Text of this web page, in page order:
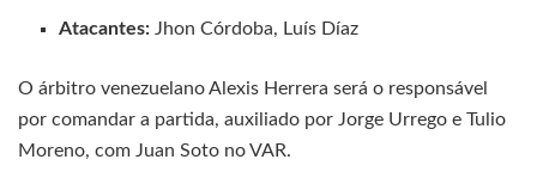
Atacantes: Jhon Córdoba, Luís Díaz
O árbitro venezuelano Alexis Herrera será o responsável
por comandar a partida, auxiliado por Jorge Urrego e Tulio
Moreno, com Juan Soto no VAR.